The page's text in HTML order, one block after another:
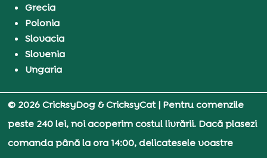
Grecia
Polonia
Slovacia
Slovenia
Ungaria
© 2026 CricksyDog & CricksyCat| Pentru comenzile
peste 240 lei, noi acoperim costul livrării. Dacă plasezi
comanda până la ora 14:00, delicatesele voastre